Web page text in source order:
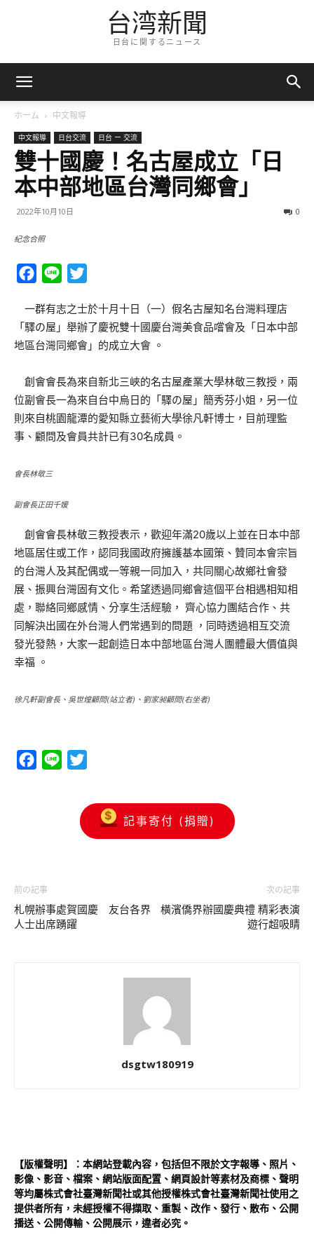
台湾新聞
日台に関するニュース
ホーム 中文報導
中文報導 日台交流 日台 ー 交流
雙十國慶！名古屋成立「日
本中部地區台灣同鄉會」
2022年10月10日 0
紀念合照
Facebook
Line
一群有志之士於十月十日（一）假名古屋知名台灣料理店
「驛の屋」舉辦了慶祝雙十國慶台灣美食品嚐會及「日本中部
地區台灣同鄉會」的成立大會 。
創會會長為來自新北三峽的名古屋產業大學林敬三教授，兩
位副會長一為來自台中烏日的「驛の屋」簡秀芬小姐，另一位
則來自桃園龍潭的愛知縣立藝術大學徐凡軒博士，目前理監
事、顧問及會員共計已有30名成員。
會長林敬三
副會長正田千媛
創會會長林敬三教授表示，歡迎年滿20歲以上並在日本中部
地區居住或工作，認同我國政府擁護基本國策、贊同本會宗旨
的台灣人及其配偶或一等親一同加入，共同關心故鄉社會發
展、振興台灣固有文化。希望透過同鄉會這個平台相遇相知相
處，聯絡同鄉感情、分享生活經驗， 齊心協力團結合作、共
同解決出國在外台灣人們常遇到的問題 ，同時透過相互交流
發光發熱，大家一起創造日本中部地區台灣人團體最大價值與
幸福 。
徐凡軒副會長、吳世煌顧問(站立者)、劉家昶顧問(右坐者)
Facebook
Line
記事寄付 (捐贈)
前の記事
札幌辦事處賀國慶 友台各界
人士出席踴躍
次の記事
橫濱僑界辦國慶典禮 精彩表演
遊行超吸睛
dsgtw180919
【版權聲明】：本網站登載內容，包括但不限於文字報導、照片、
影像、影音、檔案、網站版面配置、網頁設計等素材及商標、聲明
等均屬株式會社臺灣新聞社或其他授權株式會社臺灣新聞社使用之
提供者所有，未經授權不得擷取、重製、改作、發行、散布、公開
播送、公開傳輸、公開展示，違者必究。